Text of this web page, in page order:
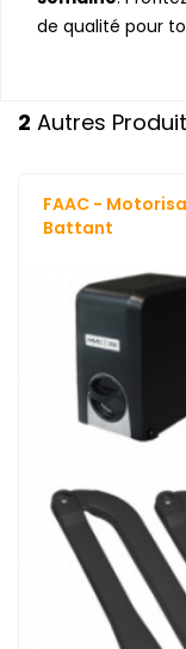
de qualité pour
2 Autres
FAAC -
Battant